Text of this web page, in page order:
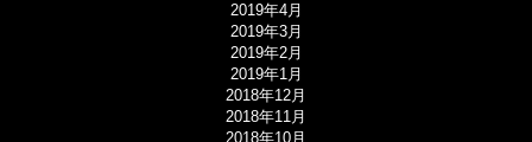
2019年4月
2019年3月
2019年2月
2019年1月
2018年12月
2018年11月
2018年10月